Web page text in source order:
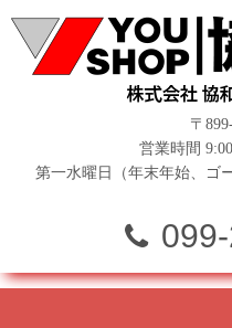
〒
営業時間
第一水曜日（年末年始、ゴ